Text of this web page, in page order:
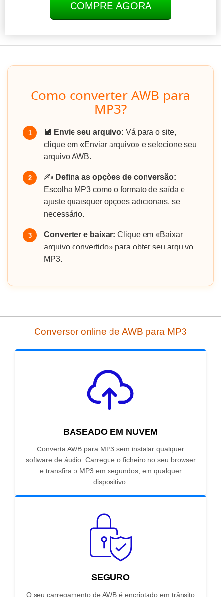
COMPRE AGORA
Como converter AWB para
MP3?
1 💾 Envie seu arquivo: Vá para o site,
clique em «Enviar arquivo» e selecione seu
arquivo AWB.
2 ✍️ Defina as opções de conversão:
Escolha MP3 como o formato de saída e
ajuste quaisquer opções adicionais, se
necessário.
3 Converter e baixar: Clique em «Baixar
arquivo convertido» para obter seu arquivo
MP3.
Conversor online de AWB para MP3
BASEADO EM NUVEM
Converta AWB para MP3 sem instalar qualquer
software de áudio. Carregue o ficheiro no seu browser
e transfira o MP3 em segundos, em qualquer
dispositivo.
SEGURO
O seu carregamento de AWB é encriptado em trânsito